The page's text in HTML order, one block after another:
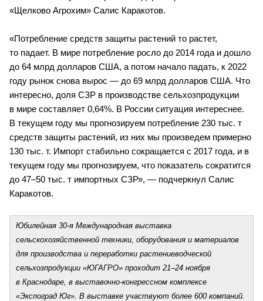
«Щелково Агрохим» Салис Каракотов.
«Потребление средств защиты растений то растет,
то падает. В мире потребление росло до 2014 года и дошло
до 64 млрд долларов США, а потом начало падать, к 2022
году рынок снова вырос — до 69 млрд долларов США. Что
интересно, доля СЗР в производстве сельхозпродукции
в мире составляет 0,64%. В России ситуация интереснее.
В текущем году мы прогнозируем потребление 230 тыс. т
средств защиты растений, из них мы произведем примерно
130 тыс. т. Импорт стабильно сокращается с 2017 года, и в
текущем году мы прогнозируем, что показатель сократится
до 47–50 тыс. т импортных СЗР», — подчеркнул Салис
Каракотов.
Юбилейная 30-я Международная выставка
сельскохозяйственной техники, оборудования и материалов
для производства и переработки растениеводческой
сельхозпродукции «ЮГАГРО» проходит 21–24 ноября
в Краснодаре, в выставочно-конгрессном комплексе
«Экспоград Юг». В выставке участвуют более 600 компаний.